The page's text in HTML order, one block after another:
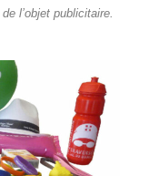
l’objet publicitaire.